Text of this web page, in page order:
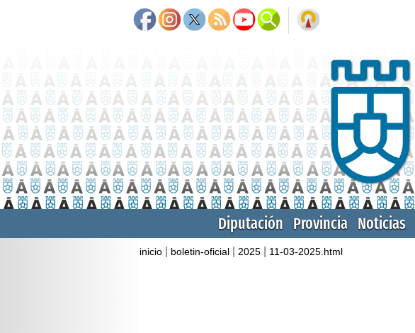
Diputación Provincia Noticias
inicio boletin-oficial 2025 11-03-2025.html